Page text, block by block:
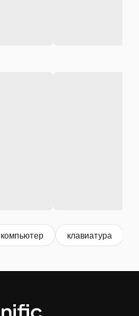
компьютер клавиатура